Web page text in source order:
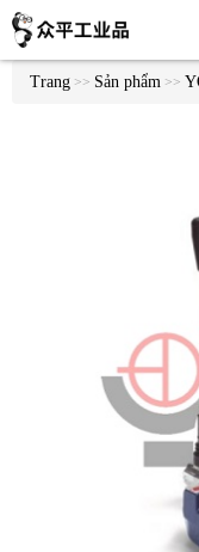
Trang >> Sản phẩm >>